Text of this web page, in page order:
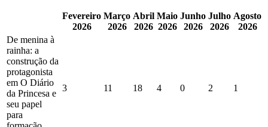
Fevereiro
2026
Março
2026
Abril
2026
Maio
2026
Junho
2026
Julho
2026
Agosto
2026
De menina à
rainha: a
construção da
protagonista
em O Diário
da Princesa e
seu papel
para
3 11 18 4 0 2 1